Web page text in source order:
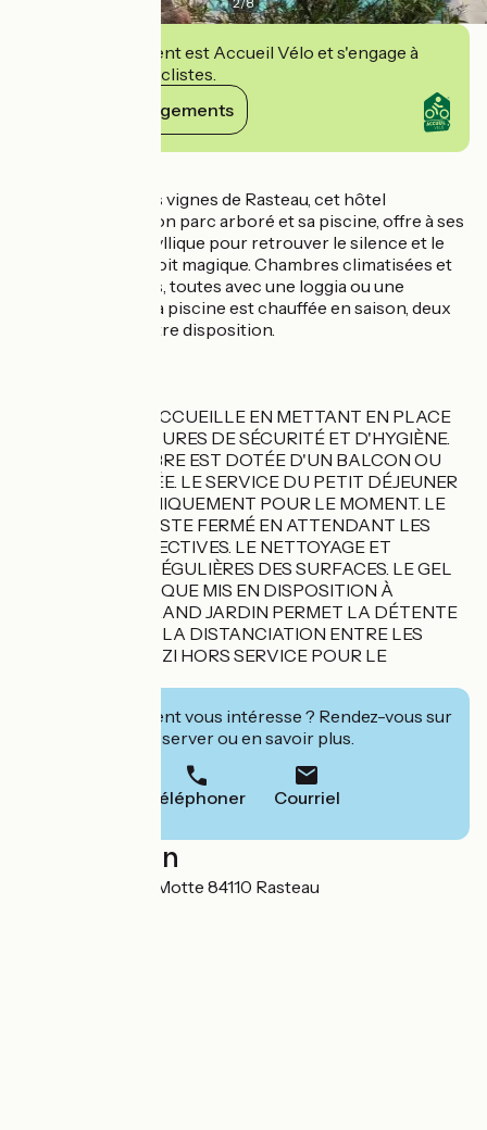
Cet établissement est Accueil Vélo et s'engage à
accueillir des cyclistes.
Voir ses engagements
Situé au milieu des vignes de Rasteau, cet hôtel
restaurant avec son parc arboré et sa piscine, offre à ses
hôtes un cadre idyllique pour retrouver le silence et le
charme d’un endroit magique. Chambres climatisées et
joliment décorées, toutes avec une loggia ou une
terrasse privée. La piscine est chauffée en saison, deux
jacuzzis sont à votre disposition.
L'HÔTEL VOUS ACCUEILLE EN METTANT EN PLACE
TOUTES LES MESURES DE SÉCURITÉ ET D'HYGIÈNE.
CHAQUE CHAMBRE EST DOTÉE D'UN BALCON OU
TERRASSE PRIVÉE. LE SERVICE DU PETIT DÉJEUNER
EN CHAMBRE UNIQUEMENT POUR LE MOMENT. LE
RESTAURANT RESTE FERMÉ EN ATTENDANT LES
NOUVELLES DIRECTIVES. LE NETTOYAGE ET
DÉSINFECTION RÉGULIÈRES DES SURFACES. LE GEL
HYDROALCOOLIQUE MIS EN DISPOSITION À
L'ACCUEIL. LE GRAND JARDIN PERMET LA DÉTENTE
EN RESPECTANT LA DISTANCIATION ENTRE LES
HÔTES. LE JACUZZI HORS SERVICE POUR LE
Cet établissement vous intéresse ? Rendez-vous sur
leur site pour réserver ou en savoir plus.
Téléphoner Courriel
Localisation
420 chemin de la Motte 84110 Rasteau